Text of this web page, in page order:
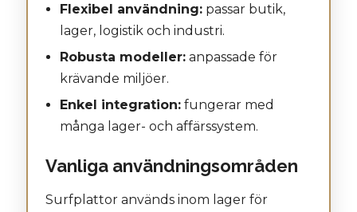
Flexibel användning: passar butik,
lager, logistik och industri.
Robusta modeller: anpassade för
krävande miljöer.
Enkel integration: fungerar med
många lager- och affärssystem.
Vanliga användningsområden
Surfplattor används inom lager för